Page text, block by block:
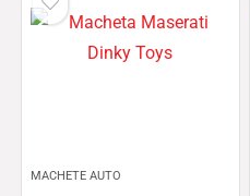
MACHETE AUTO